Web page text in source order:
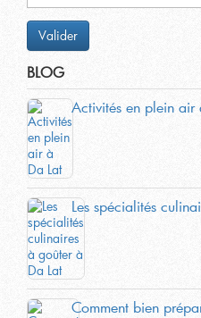
Valider
BLOG
Activités en plein air
Les spécialités
Comment bien